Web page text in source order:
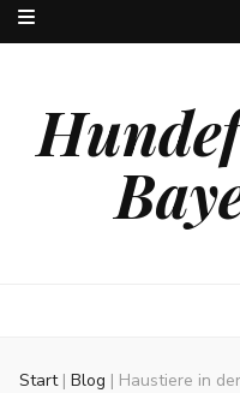
Start | Blog | Haustiere in